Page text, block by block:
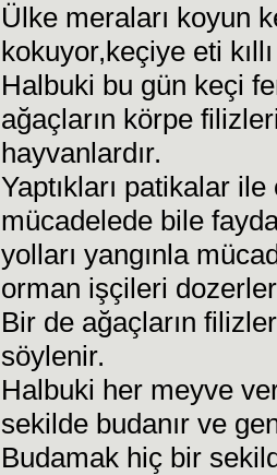
Ülke meraları koyun
kokuyor,keçiye eti
Halbuki bu gün keçi
ağaçların körpe
hayvanlardır.
Yaptıkları patikalar
mücadelede bile
yolları yangınla
orman işçileri
Bir de ağaçların
söylenir.
Halbuki her meyve
sekilde budanır ve
Budamak hiç bir